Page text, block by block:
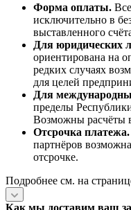
Форма оплаты.
исключительно в
выставленного
Для юридических
ориентирована на
редких случаях
для целей
Для
пределы
Возможны расчёты
Отсрочка платежа.
партнёров
отсрочке.
Подробнее см. на
Как мы доставим ваш